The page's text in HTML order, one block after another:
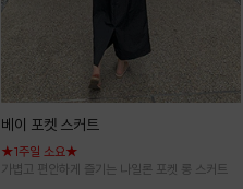
베이 포켓 스커트
★1주일 소요★
가볍고 편안하게 즐기는 나일론 포켓 롱 스커트